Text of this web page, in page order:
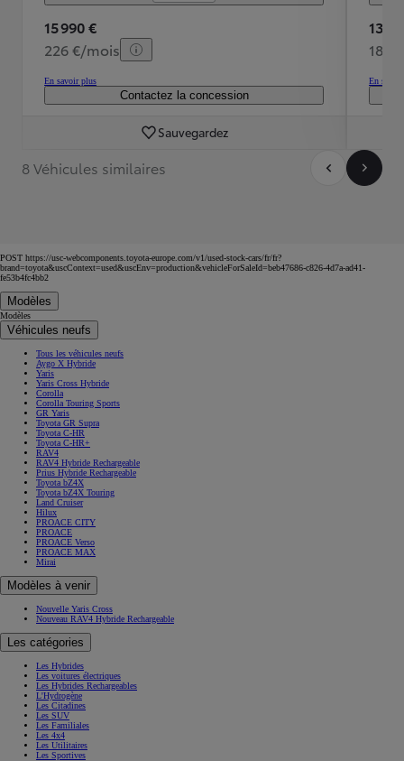
15 990 €
226 €/mois
En savoir plus
Contactez la concession
Sauvegardez
13
184
En
8 Véhicules similaires
POST https://usc-webcomponents.toyota-europe.com/v1/used-stock-cars/fr/fr?
brand=toyota&uscContext=used&uscEnv=production&vehicleForSaleId=beb47686-c826-4d7a-ad41-
fe53b4fc4bb2
Modèles
Modèles
Véhicules neufs
Tous les véhicules neufs
Aygo X Hybride
Yaris
Yaris Cross Hybride
Corolla
Corolla Touring Sports
GR Yaris
Toyota GR Supra
Toyota C-HR
Toyota C-HR+
RAV4
RAV4 Hybride Rechargeable
Prius Hybride Rechargeable
Toyota bZ4X
Toyota bZ4X Touring
Land Cruiser
Hilux
PROACE CITY
PROACE
PROACE Verso
PROACE MAX
Mirai
Modèles à venir
Nouvelle Yaris Cross
Nouveau RAV4 Hybride Rechargeable
Les catégories
Les Hybrides
Les voitures électriques
Les Hybrides Rechargeables
L'Hydrogène
Les Citadines
Les SUV
Les Familiales
Les 4x4
Les Utilitaires
Les Sportives